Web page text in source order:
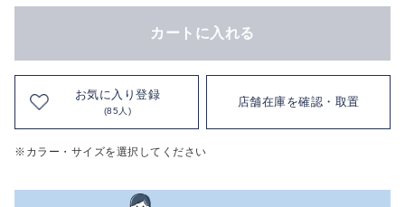
カートに入れる
お気に入り登録
(85人)
店舗在庫を確認・取置
※カラー・サイズを選択してください